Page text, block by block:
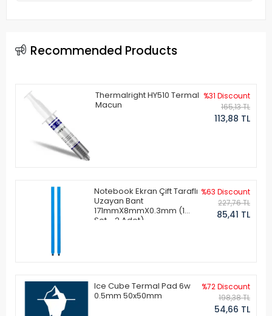
Recommended Products
Thermalright HY510 Termal
Macun
%31 Discount
165,13 TL
113,88 TL
Notebook Ekran Çift Taraflı
Uzayan Bant
171mmX8mmX0.3mm (1
Set - 2 Adet)
%63 Discount
227,76 TL
85,41 TL
Ice Cube Termal Pad 6w
0.5mm 50x50mm
%72 Discount
198,38 TL
54,66 TL